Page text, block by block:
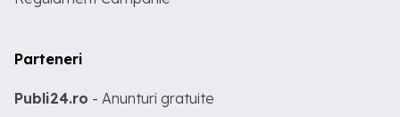
Parteneri
Publi24.ro - Anunturi gratuite